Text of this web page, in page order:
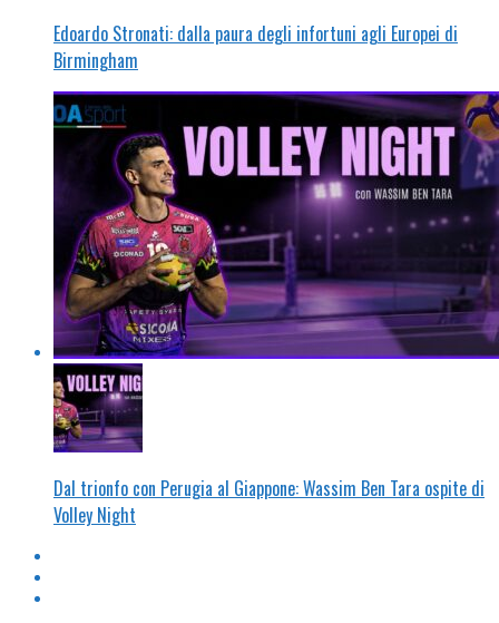
Edoardo Stronati: dalla paura degli infortuni agli Europei di
Birmingham
Dal trionfo con Perugia al Giappone: Wassim Ben Tara ospite di
Volley Night